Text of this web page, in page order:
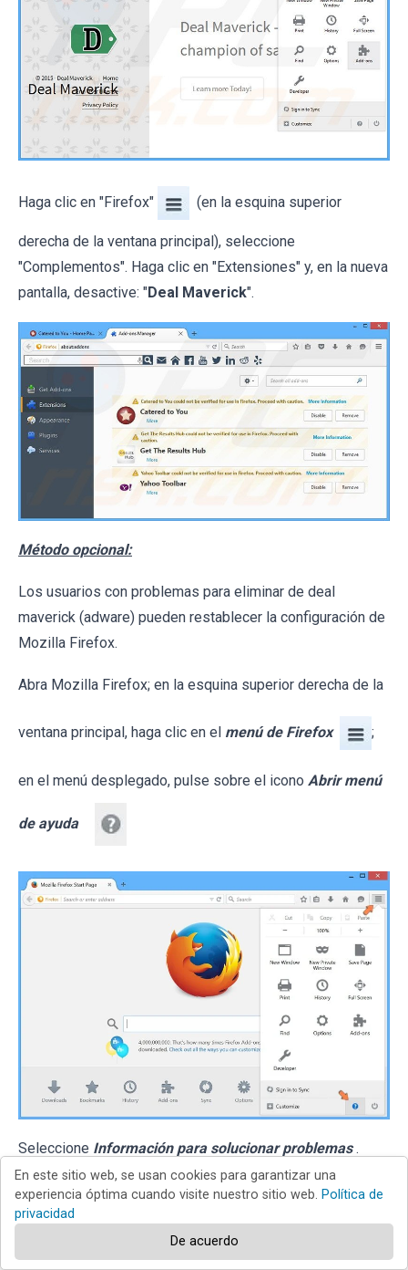
Haga clic en "Firefox" (en la esquina superior
derecha de la ventana principal), seleccione
"Complementos". Haga clic en "Extensiones" y, en la nueva
pantalla, desactive: "Deal Maverick".
Método opcional:
Los usuarios con problemas para eliminar de deal
maverick (adware) pueden restablecer la configuración de
Mozilla Firefox.
Abra Mozilla Firefox; en la esquina superior derecha de la
ventana principal, haga clic en el menú de Firefox ;
en el menú desplegado, pulse sobre el icono Abrir menú
de ayuda
Seleccione Información para solucionar problemas .
En este sitio web, se usan cookies para garantizar una
experiencia óptima cuando visite nuestro sitio web. Política de
privacidad
De acuerdo